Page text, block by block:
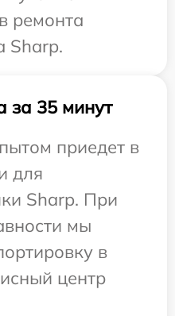
ремонта
Sharp.
за 35 минут
приедет в
для
Sharp. При
мы
в
центр